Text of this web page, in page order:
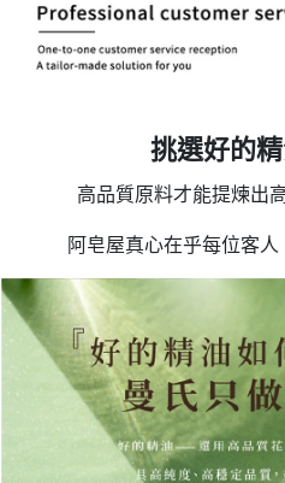
挑選好的
高品質原料才能提煉出
阿皂屋真心在乎每位客